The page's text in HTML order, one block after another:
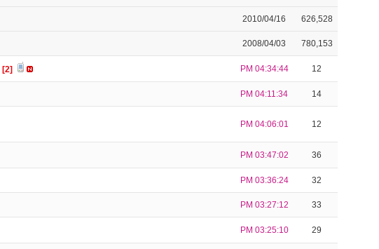
2010/04/16 626,528
2008/04/03 780,153
[2] PM 04:34:44 12
PM 04:11:34 14
PM 04:06:01 12
PM 03:47:02 36
PM 03:36:24 32
PM 03:27:12 33
PM 03:25:10 29